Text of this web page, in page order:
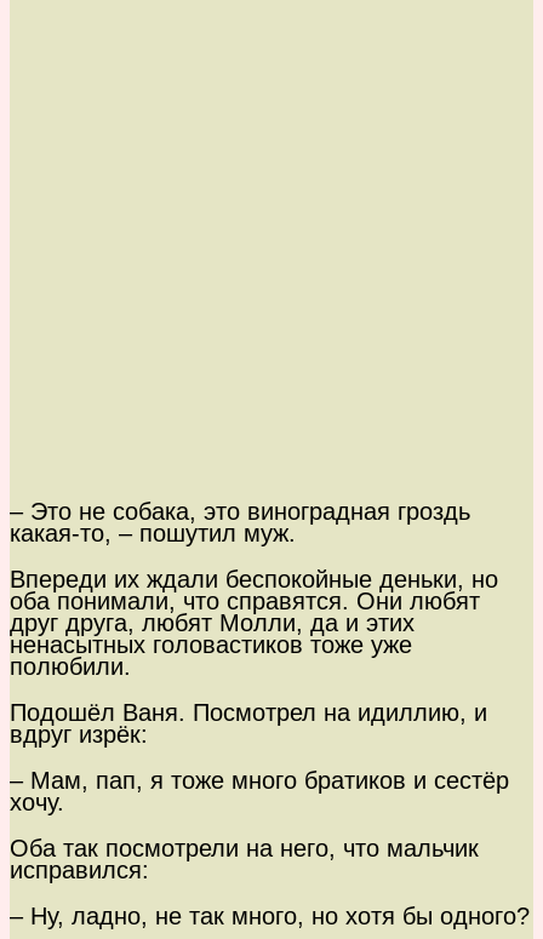
– Это не собака, это виноградная гроздь
какая-то, – пошутил муж.
Впереди их ждали беспокойные деньки, но
оба понимали, что справятся. Они любят
друг друга, любят Молли, да и этих
ненасытных головастиков тоже уже
полюбили.
Подошёл Ваня. Посмотрел на идиллию, и
вдруг изрёк:
– Мам, пап, я тоже много братиков и сестёр
хочу.
Оба так посмотрели на него, что мальчик
исправился:
– Ну, ладно, не так много, но хотя бы одного?